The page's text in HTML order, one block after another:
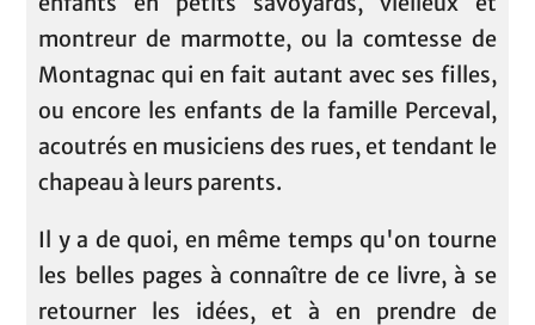
montreur de marmotte, ou la comtesse de
Montagnac qui en fait autant avec ses filles,
ou encore les enfants de la famille Perceval,
acoutrés en musiciens des rues, et tendant le
chapeau à leurs parents.
Il y a de quoi, en même temps qu'on tourne
les belles pages à connaître de ce livre, à se
retourner les idées, et à en prendre de